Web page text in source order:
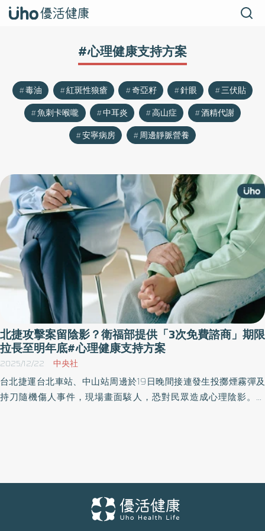
#心理健康支持方案
毒油 紅斑性狼瘡 奇亞籽 針眼
三伏貼
魚刺卡喉嚨
中耳炎 高山症
酒精代謝
安寧病房
周邊靜脈營養
北捷攻擊案留陰影？衛福部提供「3次免費諮商」期限
拉長至明年底#心理健康支持方案
2025/12/22 中央社
台北捷運台北車站、中山站周邊於19日晚間接連發生投擲煙霧彈及
持刀隨機傷人事件，現場畫面駭人，恐對民眾造成心理陰影。對